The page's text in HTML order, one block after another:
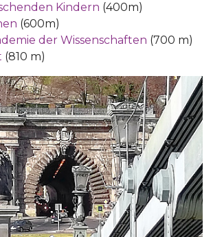
Kindern (400m)
(600m)
der Wissenschaften (700 m)
(810 m)